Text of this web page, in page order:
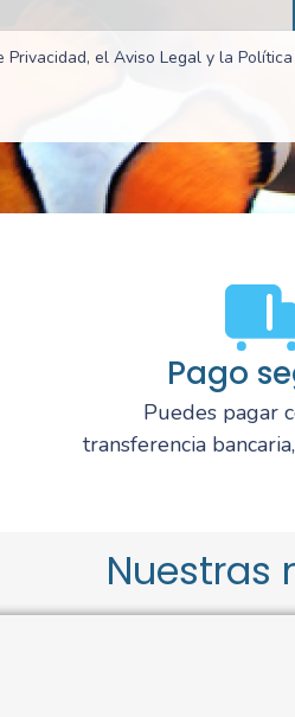
el Aviso Legal y la
Pago
Puedes pagar
transferencia
Nuestras